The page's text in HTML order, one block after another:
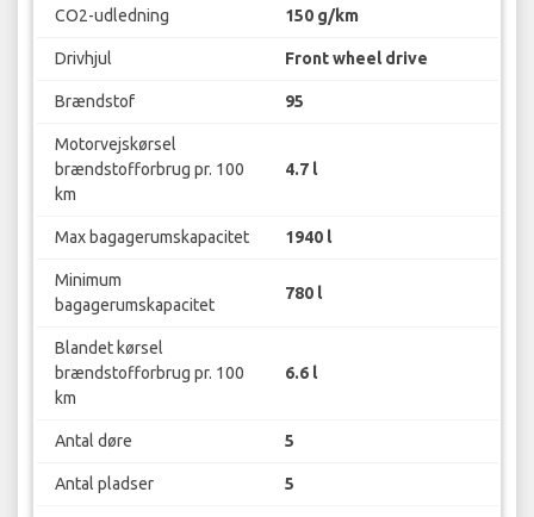
CO2-udledning 150 g/km
Drivhjul Front wheel drive
Brændstof 95
Motorvejskørsel
brændstofforbrug pr. 100
km
4.7 l
Max bagagerumskapacitet 1940 l
Minimum
bagagerumskapacitet
780 l
Blandet kørsel
brændstofforbrug pr. 100
km
6.6 l
Antal døre 5
Antal pladser 5